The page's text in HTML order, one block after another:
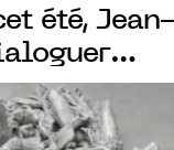
été, Jean-
explorant
à